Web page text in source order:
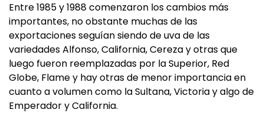
Entre 1985 y 1988 comenzaron los cambios más
importantes, no obstante muchas de las
exportaciones seguían siendo de uva de las
variedades Alfonso, California, Cereza y otras que
luego fueron reemplazadas por la Superior, Red
Globe, Flame y hay otras de menor importancia en
cuanto a volumen como la Sultana, Victoria y algo de
Emperador y California.